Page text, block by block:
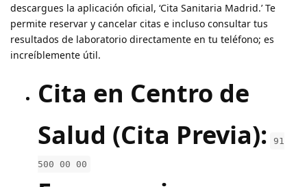
descargues la aplicación oficial, ‘Cita Sanitaria Madrid.’ Te
permite reservar y cancelar citas e incluso consultar tus
resultados de laboratorio directamente en tu teléfono; es
increíblemente útil.
Cita en Centro de
Salud (Cita Previa):
91
500 00 00